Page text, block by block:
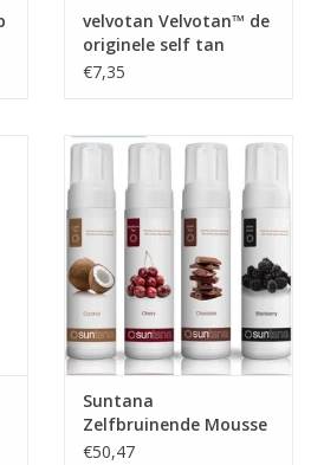
water) Dihydroxyaceton,
Betaine Fenoxyethanol,
koosjer), MX-485,
Olereacaeae Fruit extract Fruit
Barbarum ( Goji berry)
velvotan Velvotan™ de
originele self tan
handschoen
€7,35
Suntana
Zelfbruinende Mousse
combo (4 stuks)
€50,47